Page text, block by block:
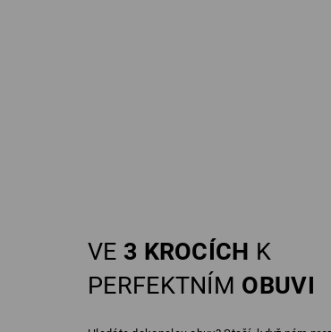
VE 3 KROCÍCH K
PERFEKTNÍM OBUVI